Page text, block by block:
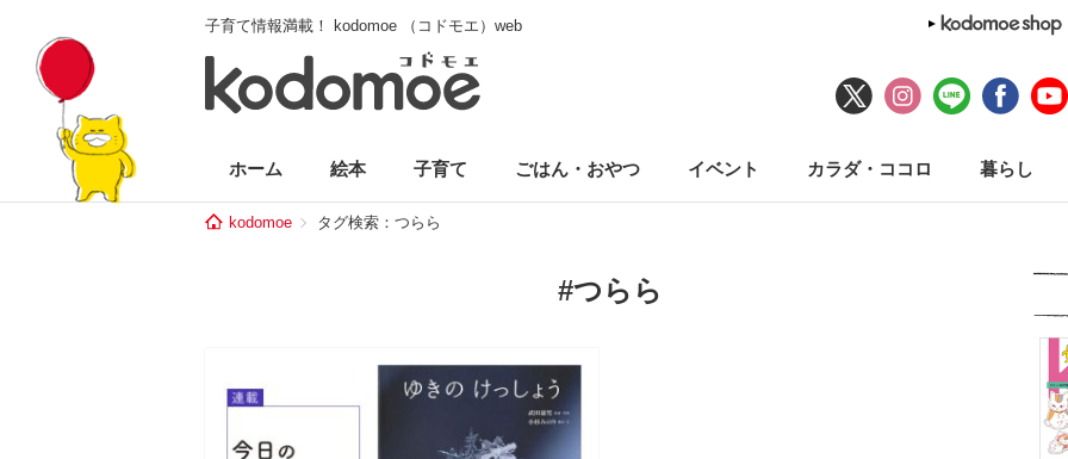
子育て情報満載！ kodomoe （コドモエ）web
ホーム 絵本 子育て ごはん・おやつ イベント カラダ・ココロ 暮らし
kodomoe タグ検索：つらら
#つらら